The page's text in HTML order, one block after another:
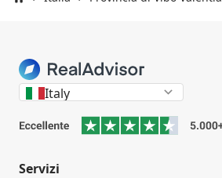
Italy
Servizi